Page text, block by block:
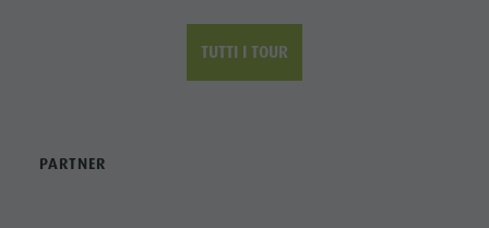
TUTTI I TOUR
PARTNER